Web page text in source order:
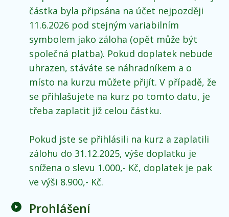
částka byla připsána na účet nejpozději
11.6.2026 pod stejným variabilním
symbolem jako záloha (opět může být
společná platba). Pokud doplatek nebude
uhrazen, stáváte se náhradníkem a o
místo na kurzu můžete přijít. V případě, že
se přihlašujete na kurz po tomto datu, je
třeba zaplatit již celou částku.
Pokud jste se přihlásili na kurz a zaplatili
zálohu do 31.12.2025, výše doplatku je
snížena o slevu 1.000,- Kč, doplatek je pak
ve výši 8.900,- Kč.
Prohlášení